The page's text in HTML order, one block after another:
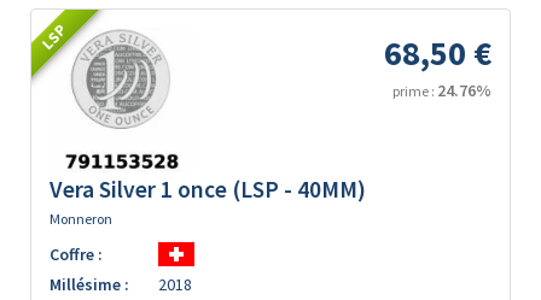
LSP 68,50 €
prime : 24.76%
Vera Silver 1 once (LSP - 40MM)
Monneron
Coffre :
Millésime :
2018